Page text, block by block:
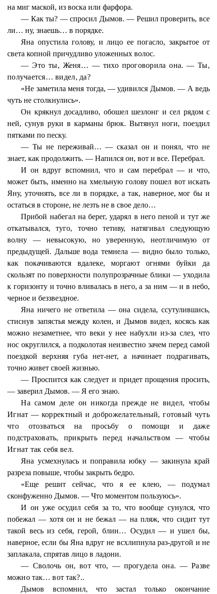
на миг маской, из воска или фарфора.
— Как ты? — спросил Дымов. — Решил проверить, все
ли… ну, знаешь… в порядке.
Яна опустила голову, и лицо ее погасло, закрытое от
света копной причудливо уложенных волос.
— Это ты, Женя… — тихо проговорила она. — Ты,
получается… видел, да?
«Не заметила меня тогда, — удивился Дымов. — А ведь
чуть не столкнулись».
Он крякнул досадливо, обошел шезлонг и сел рядом с
ней, сунув руки в карманы брюк. Вытянул ноги, поездил
пятками по песку.
— Ты не переживай… — сказал он и понял, что не
знает, как продолжить. — Напился он, вот и все. Перебрал.
И он вдруг вспомнил, что и сам перебрал — и что,
может быть, именно на хмельную голову пошел вот искать
Яну, уточнять, все ли в порядке, а так, наверное, мог бы и
остаться в стороне, не лезть не в свое дело…
Прибой набегал на берег, ударял в него пеной и тут же
откатывался, туго, точно тетиву, натягивал следующую
волну — невысокую, но уверенную, неотличимую от
предыдущей. Дальше вода темнела — видно было только,
как покачиваются вдалеке, моргают огнями буйки да
скользят по поверхности полупрозрачные блики — уходила
к горизонту и точно вливалась в него, а за ним — и в небо,
черное и беззвездное.
Яна ничего не ответила — она сидела, ссутулившись,
стиснув запястья между колен, и Дымов видел, косясь как
можно незаметнее, что веки у нее набухлииз-за слез, что
нос округлился, а подколотая неизвестно зачем перед самой
поездкой верхняя губа нет-нет, а начинает подрагивать,
точно живет своей жизнью.
— Проспится как следует и придет прощения просить,
— заверил Дымов. — Я его знаю.
На самом деле он никогда прежде не видел, чтобы
Игнат — корректный и доброжелательный, готовый чуть
что отозваться на просьбу о помощи и даже
подстраховать, прикрыть перед начальством — чтобы
Игнат так себя вел.
Яна усмехнулась и поправила юбку — закинула край
разреза повыше, чтобы закрыть бедро.
«Еще решит сейчас, что я ее клею, — подумал
сконфуженно Дымов. — Что моментом пользуюсь».
И он уже осудил себя за то, что вообще сунулся, что
побежал — хотя он и не бежал — на пляж, что сидит тут
такой весь из себя, герой, блин… Осудил — и ушел бы,
наверное, если бы Яна вдруг не всхлипнула раз-другой и не
заплакала, спрятав лицо в ладони.
— Сволочь он, вот что, — прогудела она. — Разве
можно так… вот так?..
Дымов вспомнил, что застал только окончание